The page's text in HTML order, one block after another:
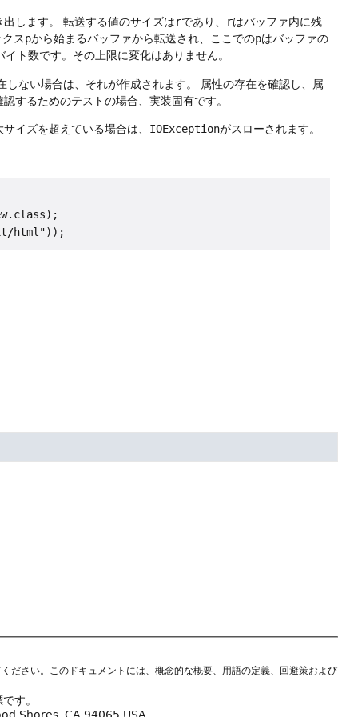
します。 転送する値のサイズはrであり、 rはバッファ内に残
スpから始まるバッファから転送され、ここでのpはバッファの
イト数です。その上限に変化はありません。
しない場合は、それが作成されます。
属性の存在を確認し、属
するためのテストの場合、実装固有です。
イズを超えている場合は、 IOExceptionがスローされます。
ださい。このドキュメントには、概念的な概要、用語の定義、回避策および
す。